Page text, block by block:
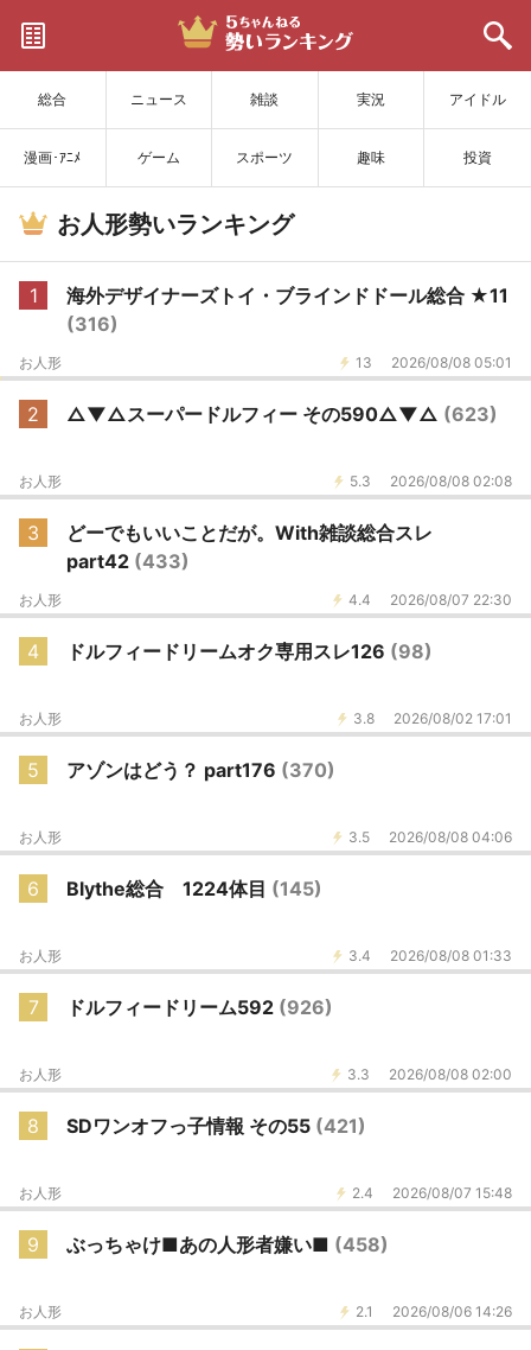
総合 ニュース 雑談 実況 アイドル
漫画･ｱﾆﾒ ゲーム スポーツ 趣味 投資
サイトを更新
お人形勢いランキング
1
海外デザイナーズトイ・ブラインドドール総合 ★11
(316)
13 2026/08/08 05:01
お人形
2 △▼△スーパードルフィー その590△▼△ (623)
5.3 2026/08/08 02:08
お人形
3
どーでもいいことだが。With雑談総合スレ
part42 (433)
4.4 2026/08/07 22:30
お人形
4 ドルフィードリームオク専用スレ126 (98)
3.8 2026/08/02 17:01
お人形
5 アゾンはどう？ part176 (370)
3.5 2026/08/08 04:06
お人形
6 Blythe総合 1224体目 (145)
3.4 2026/08/08 01:33
お人形
7 ドルフィードリーム592 (926)
3.3 2026/08/08 02:00
お人形
8 SDワンオフっ子情報 その55 (421)
2.4 2026/08/07 15:48
お人形
9 ぶっちゃけ■あの人形者嫌い■ (458)
2.1 2026/08/06 14:26
お人形